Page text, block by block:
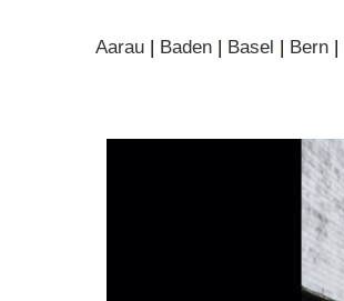
Aarau | Baden | Basel | Bern |